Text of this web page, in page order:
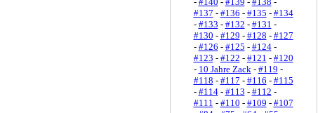
#137 - #136 - #135 - #134
- #133 - #132 - #131 -
#130 - #129 - #128 - #127
- #126 - #125 - #124-
#123 - #122 - #121 - #120
- 10 Jahre Zack- #119 -
#118 - #117 - #116 - #115
- #114- #113 - #112 -
#111 - #110 - #109 - #107